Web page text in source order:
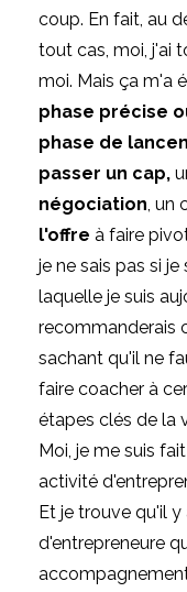
coup. En fait, au
tout cas, moi, j'ai
moi. Mais ça m'a
phase précise
phase de
passer un cap,
négociation ,
l'offre à faire
je ne sais pas si
laquelle je suis
recommanderais
sachant qu'il ne
faire coacher à
étapes clés de la
Moi, je me suis
activité
Et je trouve qu'il
d'entrepreneure